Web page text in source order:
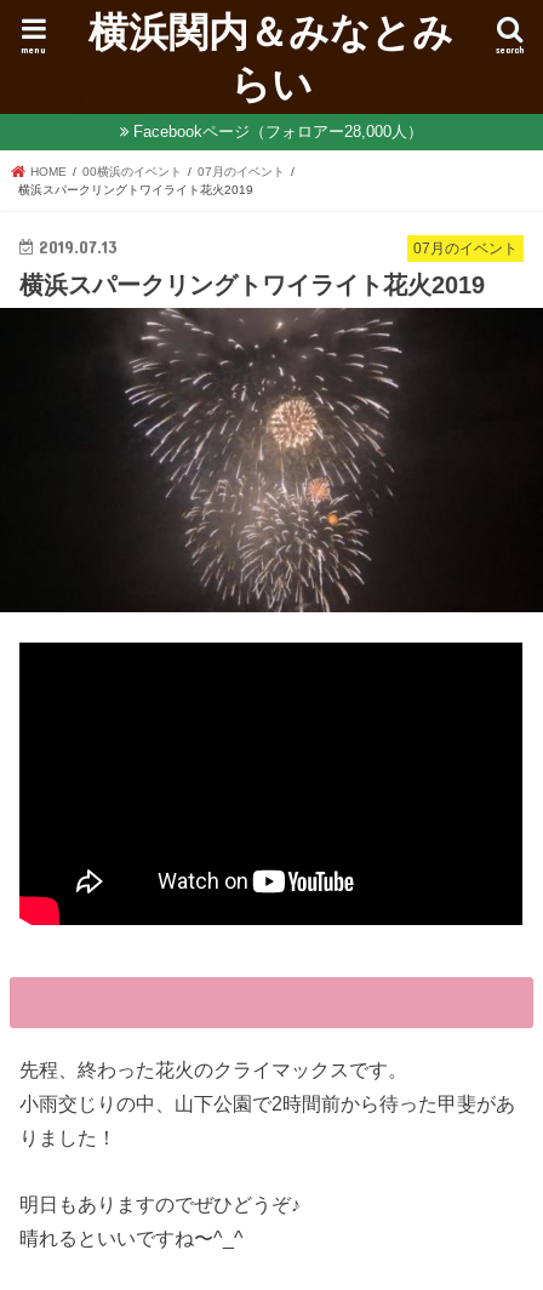
横浜関内＆みなとみ
らい
search
menu
Facebookページ（フォロアー28,000人）
HOME 00横浜のイベント
07月のイベント
横浜スパークリングトワイライト花火2019
07月のイベント
2019.07.13
横浜スパークリングトワイライト花火2019
先程、終わった花火のクライマックスです。
小雨交じりの中、山下公園で2時間前から待った甲斐があ
りました！
明日もありますのでぜひどうぞ♪
晴れるといいですね〜^_^